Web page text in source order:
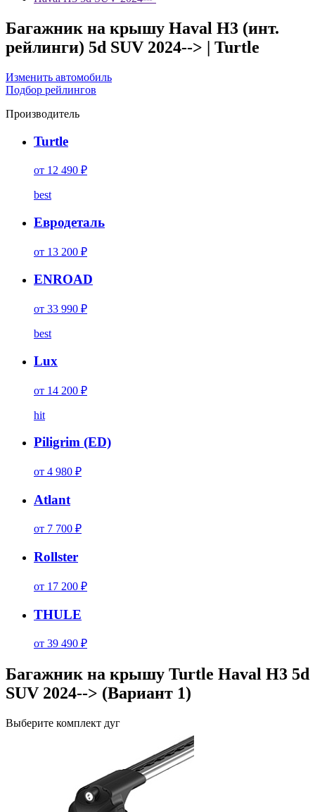
Багажник на крышу Haval H3 (инт.
рейлинги) 5d SUV 2024--> | Turtle
Изменить автомобиль
Подбор рейлингов
Производитель
Turtle
от 12 490 ₽
best
Евродеталь
от 13 200 ₽
ENROAD
от 33 990 ₽
best
Lux
от 14 200 ₽
hit
Piligrim (ED)
от 4 980 ₽
Atlant
от 7 700 ₽
Rollster
от 17 200 ₽
THULE
от 39 490 ₽
Багажник на крышу Turtle Haval H3 5d
SUV 2024--> (Вариант 1)
Выберите комплект дуг